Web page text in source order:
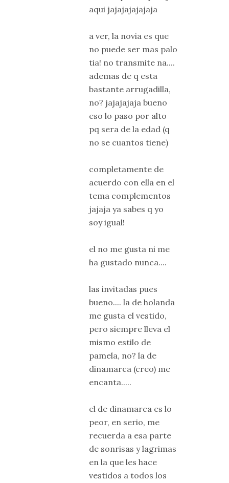
aqui jajajajajajaja
a ver, la novia es que
no puede ser mas palo
tia! no transmite na....
ademas de q esta
bastante arrugadilla,
no? jajajajaja bueno
eso lo paso por alto
pq sera de la edad (q
no se cuantos tiene)
completamente de
acuerdo con ella en el
tema complementos
jajaja ya sabes q yo
soy igual!
el no me gusta ni me
ha gustado nunca....
las invitadas pues
bueno.... la de holanda
me gusta el vestido,
pero siempre lleva el
mismo estilo de
pamela, no? la de
dinamarca (creo) me
encanta.....
el de dinamarca es lo
peor, en serio, me
recuerda a esa parte
de sonrisas y lagrimas
en la que les hace
vestidos a todos los